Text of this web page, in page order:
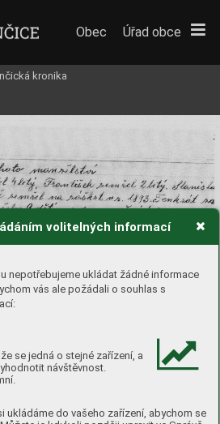
volitelných informací
nepotřebujeme ukládat žádné informace
vás ale požádali o souhlas s
se jedná o stejné zařízení, a
návštěvnost.
ukládáme do vašeho zařízení, abychom se
Obec Úřad obce
kronika